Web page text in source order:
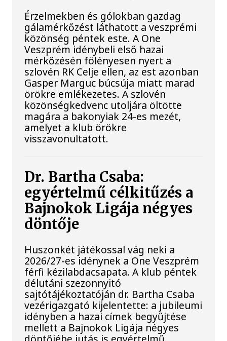
Érzelmekben és gólokban gazdag
gálamérkőzést láthatott a veszprémi
közönség péntek este. A One
Veszprém idénybeli első hazai
mérkőzésén fölényesen nyert a
szlovén RK Celje ellen, az est azonban
Gasper Marguc búcsúja miatt marad
örökre emlékezetes. A szlovén
közönségkedvenc utoljára öltötte
magára a bakonyiak 24-es mezét,
amelyet a klub örökre
visszavonultatott.
Dr. Bartha Csaba:
egyértelmű célkitűzés a
Bajnokok Ligája négyes
döntője
Huszonkét játékossal vág neki a
2026/27-es idénynek a One Veszprém
férfi kézilabdacsapata. A klub péntek
délutáni szezonnyitó
sajtótájékoztatóján dr. Bartha Csaba
vezérigazgató kijelentette: a jubileumi
idényben a hazai címek begyűjtése
mellett a Bajnokok Ligája négyes